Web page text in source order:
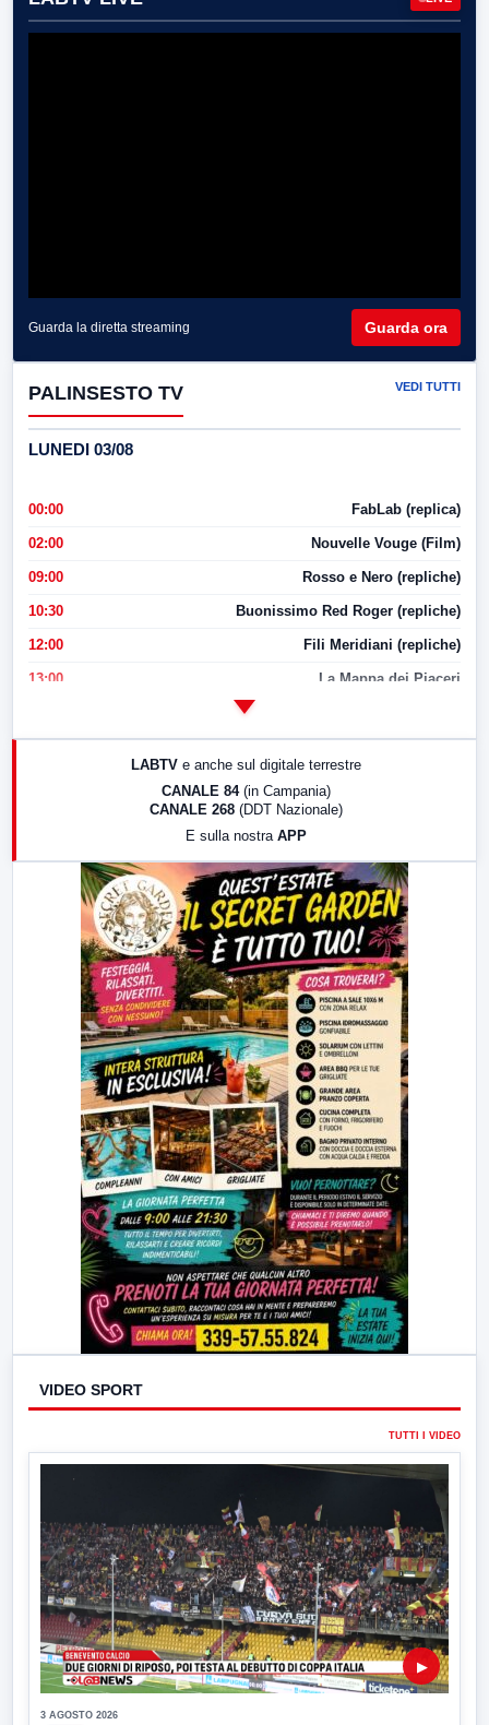
Guarda la diretta streaming Guarda ora
PALINSESTO TV VEDI TUTTI
LUNEDI 03/08
00:00 FabLab (replica)
02:00 Nouvelle Vouge (Film)
09:00 Rosso e Nero (repliche)
10:30 Buonissimo Red Roger (repliche)
12:00 Fili Meridiani (repliche)
13:00 La Mappa dei Piaceri
LabNews (replica)
LABTV e anche sul digitale terrestre
CANALE 84 (in Campania)
CANALE 268 (DDT Nazionale)
E sulla nostra APP
VIDEO SPORT
TUTTI I VIDEO
▶
3 AGOSTO 2026